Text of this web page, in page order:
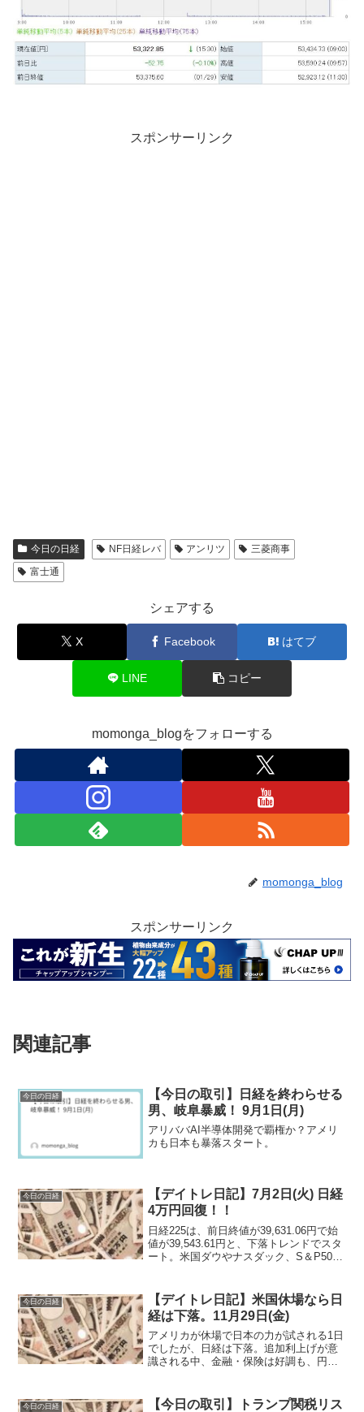
スポンサーリンク
今日の日経 NF日経レバ アンリツ
三菱商事
富士通
シェアする
X Facebook はてブ
LINE コピー
momonga_blogをフォローする
momonga_blog
スポンサーリンク
関連記事
今日の日経
【今日の取引】日経を終わらせる
男、岐阜暴威！ 9月1日(月)
アリババAI半導体開発で覇権か？アメリ
カも日本も暴落スタート。
今日の日経
【デイトレ日記】7月2日(火) 日経
4万円回復！！
日経225は、前日終値が39,631.06円で始
値が39,543.61円と、下落トレンドでスタ
ート。米国ダウやナスダック、S＆P500
今日の日経
【デイトレ日記】米国休場なら日
経は下落。11月29日(金)
アメリカが休場で日本の力が試される1日
でしたが、日経は下落。追加利上げが意
識される中、金融・保険は好調も、円高
今日の日経
【今日の取引】トランプ関税リス